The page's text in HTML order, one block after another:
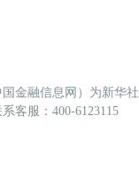
金融信息网）为新华
客服：400-6123115